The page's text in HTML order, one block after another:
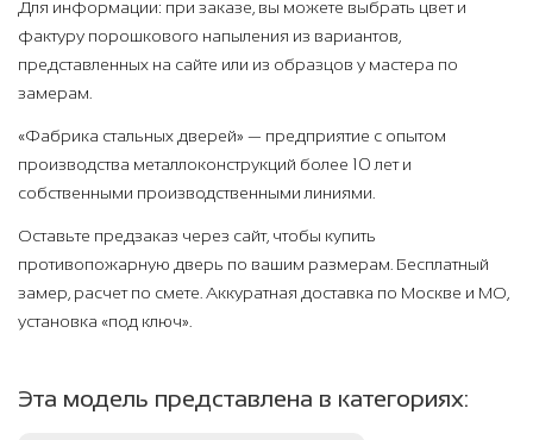
Для информации: при заказе, вы можете выбрать цвет и
фактуру порошкового напыления из вариантов,
представленных на сайте или из образцов у мастера по
замерам.
«Фабрика стальных дверей» — предприятие с опытом
производства металлоконструкций более 10 лет и
собственными производственными линиями.
Оставьте предзаказ через сайт, чтобы купить
противопожарную дверь по вашим размерам. Бесплатный
замер, расчет по смете. Аккуратная доставка по Москве и МО,
установка «под ключ».
Эта модель представлена в категориях: